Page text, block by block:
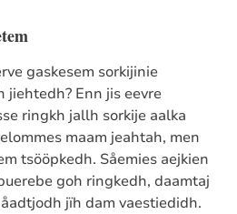
gaskesem sorkijinie
jiehtedh? Enn jis eevre
ringkh jallh sorkije aalka
maam jeahtah, men
tsööpkedh. Såemies aejkien
goh ringkedh, daamtaj
jïh dam vaestiedidh.